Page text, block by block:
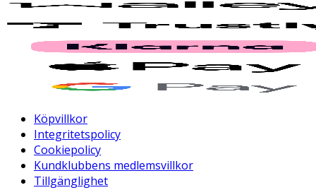
Köpvillkor
Integritetspolicy
Cookiepolicy
Kundklubbens medlemsvillkor
Tillgänglighet